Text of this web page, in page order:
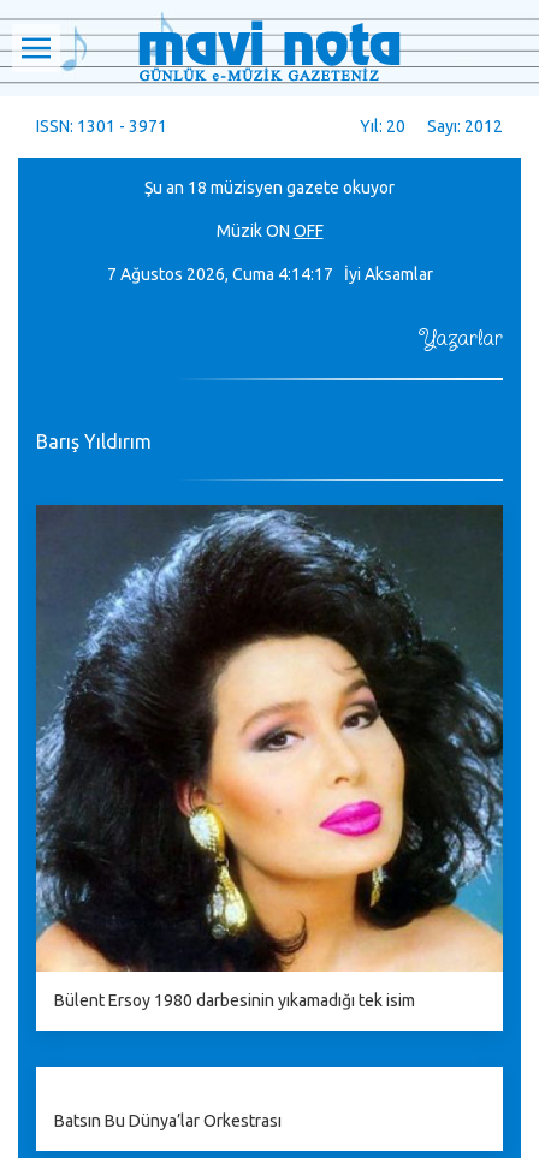
ISSN: 1301 - 3971 Yıl: 20 Sayı: 2012
Şu an 18 müzisyen gazete okuyor
MüzikON OFF
7 Ağustos 2026, Cuma 4:14:18 İyi Aksamlar
Yazarlar
Barış Yıldırım
Bülent Ersoy 1980 darbesinin yıkamadığı tek isim
Batsın Bu Dünya’lar Orkestrası